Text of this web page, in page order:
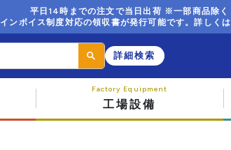
平日14時までの注文で当日出荷 ※一部商品除く
インボイス制度対応の領収書が発行可能です。詳しくは
詳細検索
工場設備